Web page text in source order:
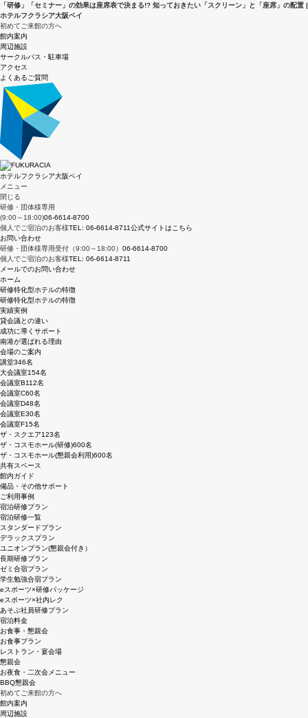
「研修」「セミナー」の効果は座席表で決まる!? 知っておきたい「スクリーン」と「座席」の配置 |
ホテルフクラシア大阪ベイ
初めてご来館の方へ
館内案内
周辺施設
サークルバス・駐車場
アクセス
よくあるご質問
ホテルフクラシア大阪ベイ
メニュー
閉じる
研修・団体様専用
(9:00～18:00)06-6614-8700
個人でご宿泊のお客様TEL: 06-6614-8711公式サイトはこちら
お問い合わせ
研修・団体様専用受付（9:00～18:00） 06-6614-8700
個人でご宿泊のお客様TEL: 06-6614-8711
メールでのお問い合わせ
ホーム
研修特化型ホテルの特徴
研修特化型ホテルの特徴
実績実例
貸会議との違い
成功に導くサポート
南港が選ばれる理由
会場のご案内
講堂346名
大会議室154名
会議室B112名
会議室C60名
会議室D48名
会議室E30名
会議室F15名
ザ・スクエア123名
ザ・コスモホール(研修)600名
ザ・コスモホール(懇親会利用)600名
共有スペース
館内ガイド
備品・その他サポート
ご利用事例
宿泊研修プラン
宿泊研修一覧
スタンダードプラン
デラックスプラン
ユニオンプラン(懇親会付き）
長期研修プラン
ゼミ合宿プラン
学生勉強合宿プラン
eスポーツ×研修パッケージ
eスポーツ×社内レク
あそぶ社員研修プラン
宿泊料金
お食事・懇親会
お食事プラン
レストラン・宴会場
懇親会
お夜食・二次会メニュー
BBQ懇親会
初めてご来館の方へ
館内案内
周辺施設